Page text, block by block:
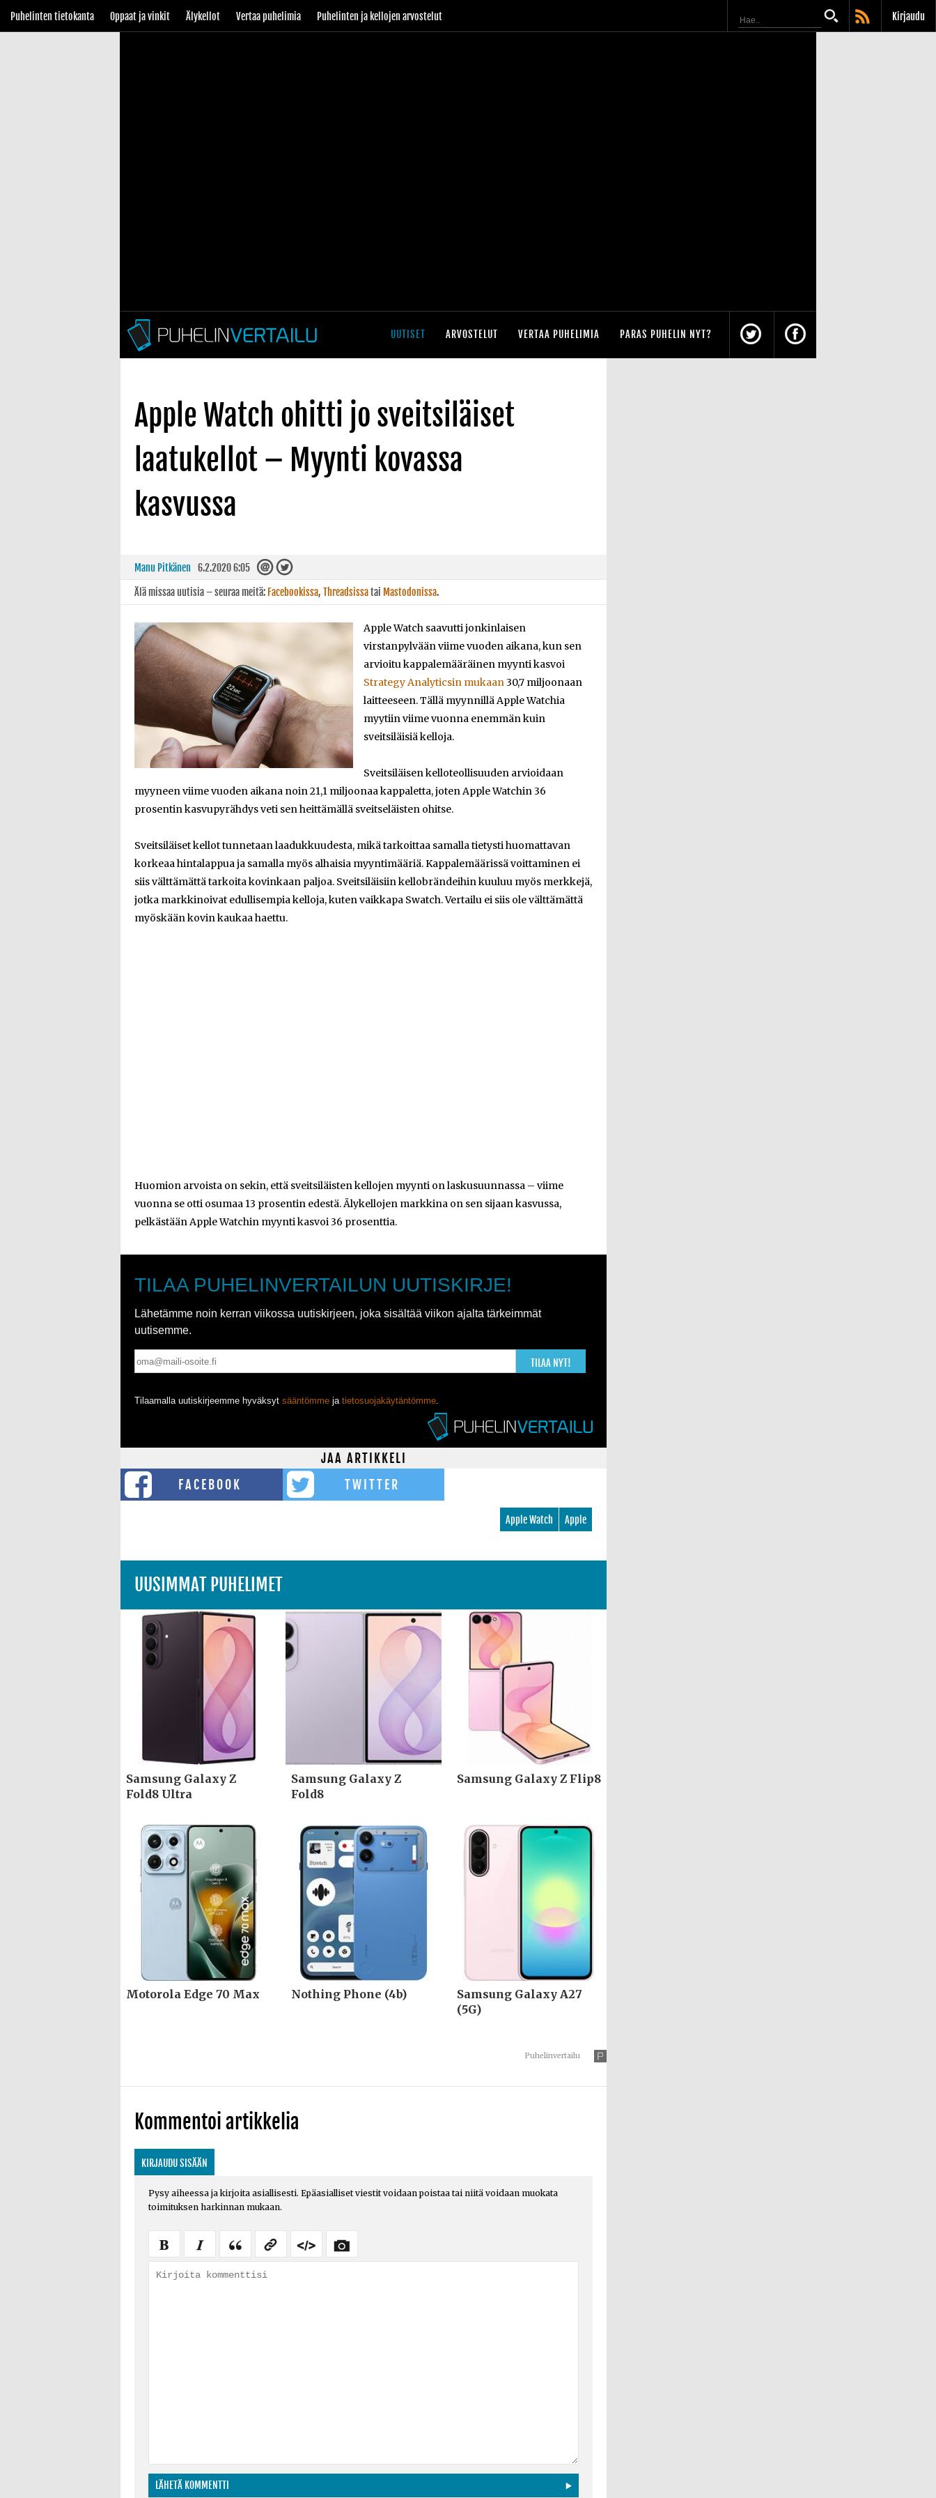
Puhelinten tietokanta Oppaat ja vinkit Älykellot Vertaa puhelimia Puhelinten ja kellojen arvostelut Kirjaudu
UUTISET ARVOSTELUT VERTAA PUHELIMIA PARAS PUHELIN NYT?
Apple Watch ohitti jo sveitsiläiset
laatukellot – Myynti kovassa
kasvussa
Manu Pitkänen 6.2.2020 6:05
Älä missaa uutisia – seuraa meitä: Facebookissa, Threadsissatai Mastodonissa.
Apple Watch saavutti jonkinlaisen
virstanpylvään viime vuoden aikana, kun sen
arvioitu kappalemääräinen myynti kasvoi
Strategy Analyticsin mukaan30,7 miljoonaan
laitteeseen. Tällä myynnillä Apple Watchia
myytiin viime vuonna enemmän kuin
sveitsiläisiä kelloja.
Sveitsiläisen kelloteollisuuden arvioidaan
myyneen viime vuoden aikana noin 21,1 miljoonaa kappaletta, joten Apple Watchin 36
prosentin kasvupyrähdys veti sen heittämällä sveitseläisten ohitse.
Sveitsiläiset kellot tunnetaan laadukkuudesta, mikä tarkoittaa samalla tietysti huomattavan
korkeaa hintalappua ja samalla myös alhaisia myyntimääriä. Kappalemäärissä voittaminen ei
siis välttämättä tarkoita kovinkaan paljoa. Sveitsiläisiin kellobrändeihin kuuluu myös merkkejä,
jotka markkinoivat edullisempia kelloja, kuten vaikkapa Swatch. Vertailu ei siis ole välttämättä
myöskään kovin kaukaa haettu.
Huomion arvoista on sekin, että sveitsiläisten kellojen myynti on laskusuunnassa – viime
vuonna se otti osumaa 13 prosentin edestä. Älykellojen markkina on sen sijaan kasvussa,
pelkästään Apple Watchin myynti kasvoi 36 prosenttia.
TILAA PUHELINVERTAILUN UUTISKIRJE!
Lähetämme noin kerran viikossa uutiskirjeen, joka sisältää viikon ajalta tärkeimmät
uutisemme.
TILAA NYT!
Tilaamalla uutiskirjeemme hyväksyt sääntömme ja tietosuojakäytäntömme.
JAA ARTIKKELI
FACEBOOK
TWITTER
Apple
Apple Watch
UUSIMMAT PUHELIMET
Samsung Galaxy Z
Fold8 Ultra
Samsung Galaxy Z
Fold8
Samsung Galaxy Z Flip8
Motorola Edge 70 Max Nothing Phone (4b)
Samsung Galaxy A27
(5G)
Puhelinvertailu
Kommentoi artikkelia
KIRJAUDU SISÄÄN
Pysy aiheessa ja kirjoita asiallisesti. Epäasialliset viestit voidaan poistaa tai niitä voidaan muokata
toimituksen harkinnan mukaan.